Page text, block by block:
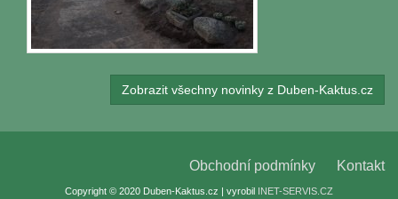
Zobrazit všechny novinky z Duben-Kaktus.cz
Obchodní podmínky Kontakt
Copyright © 2020 Duben-Kaktus.cz | vyrobil INET-SERVIS.CZ